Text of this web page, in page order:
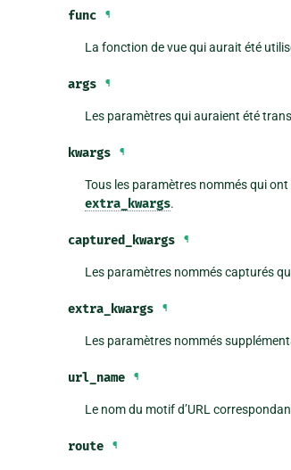
func ¶
La fonction de vue qui aurait été
args ¶
Les paramètres qui auraient été
kwargs ¶
Tous les paramètres nommés qui
extra_kwargs.
captured_kwargs ¶
Les paramètres nommés capturés
extra_kwargs ¶
Les paramètres nommés
url_name ¶
Le nom du motif d’URL
route ¶